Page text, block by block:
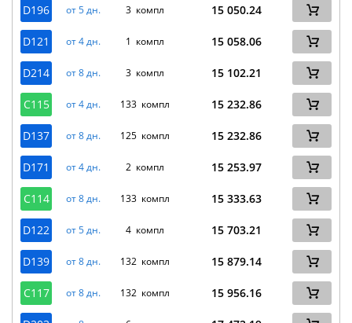
D196 от 5 дн. 3 компл 15 050.24
D121 от 4 дн. 1 компл 15 058.06
D214 от 8 дн. 3 компл 15 102.21
C115 от 4 дн. 133 компл 15 232.86
D137 от 8 дн. 125 компл 15 232.86
D171 от 4 дн. 2 компл 15 253.97
C114 от 8 дн. 133 компл 15 333.63
D122 от 5 дн. 4 компл 15 703.21
D139 от 8 дн. 132 компл 15 879.14
C117 от 8 дн. 132 компл 15 956.16